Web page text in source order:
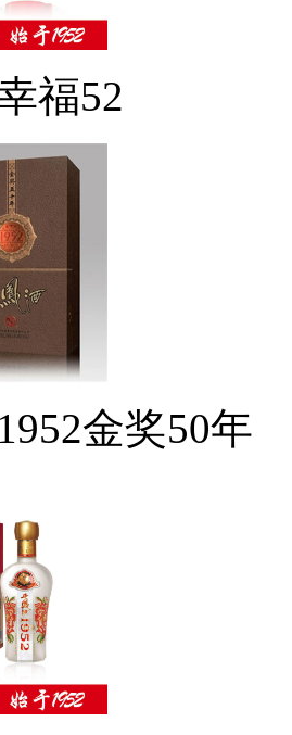
福52
金奖50年